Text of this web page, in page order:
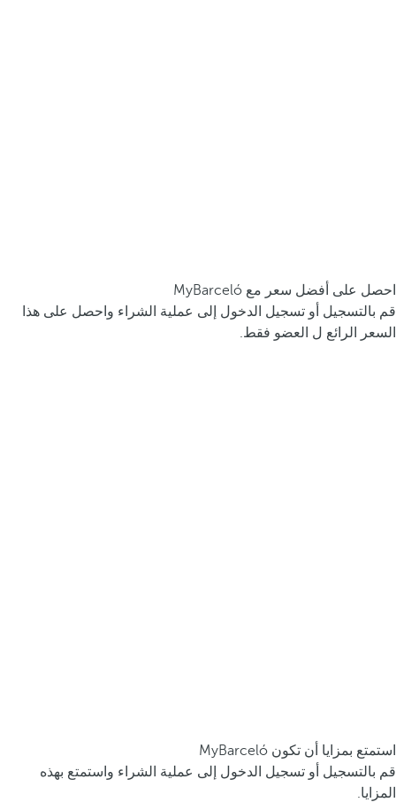
احصل على أفضل سعر مع MyBarceló
قم بالتسجيل أو تسجيل الدخول إلى عملية الشراء واحصل على هذا
السعر الرائع ل العضو فقط.
استمتع بمزايا أن تكون MyBarceló
قم بالتسجيل أو تسجيل الدخول إلى عملية الشراء واستمتع بهذه
المزايا.